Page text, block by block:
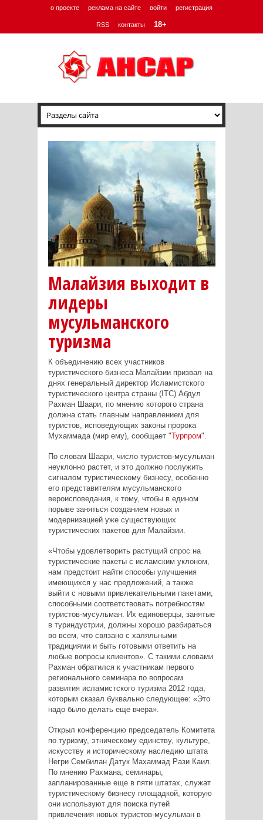
о проекте реклама на сайте войти регистрация
RSS контакты 18+
Малайзия выходит в
лидеры
мусульманского
туризма
К объединению всех участников
туристического бизнеса Малайзии призвал на
днях генеральный директор Исламистского
туристического центра страны (ITC) Абдул
Рахман Шаари, по мнению которого страна
должна стать главным направлением для
туристов, исповедующих законы пророка
Мухаммада (мир ему), сообщает "Турпром".
По словам Шаари, число туристов-мусульман
неуклонно растет, и это должно послужить
сигналом туристическому бизнесу, особенно
его представителям мусульманского
вероисповедания, к тому, чтобы в едином
порыве заняться созданием новых и
модернизацией уже существующих
туристических пакетов для Малайзии.
«Чтобы удовлетворить растущий спрос на
туристические пакеты с исламским уклоном,
нам предстоит найти способы улучшения
имеющихся у нас предложений, а также
выйти с новыми привлекательными пакетами,
способными соответствовать потребностям
туристов-мусульман. Их единоверцы, занятые
в туриндустрии, должны хорошо разбираться
во всем, что связано с халяльными
традициями и быть готовыми ответить на
любые вопросы клиентов». С такими словами
Рахман обратился к участникам первого
регионального семинара по вопросам
развития исламистского туризма 2012 года,
которым сказал буквально следующее: «Это
надо было делать еще вчера».
Открыл конференцию председатель Комитета
по туризму, этническому единству, культуре,
искусству и историческому наследию штата
Негри Сембилан Датук Махаммад Рази Каил.
По мнению Рахмана, семинары,
запланированные еще в пяти штатах, служат
туристическому бизнесу площадкой, которую
они используют для поиска путей
привлечения новых туристов-мусульман в